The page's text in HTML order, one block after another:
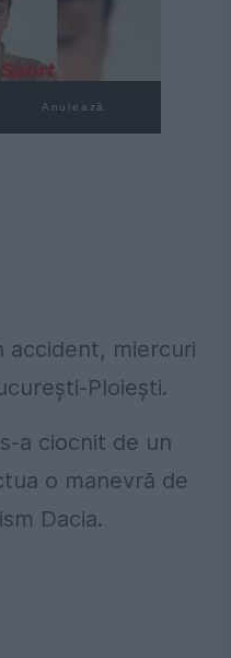
Anulează
accident, miercuri
Ploieşti.
a ciocnit de un
o manevră de
Dacia.